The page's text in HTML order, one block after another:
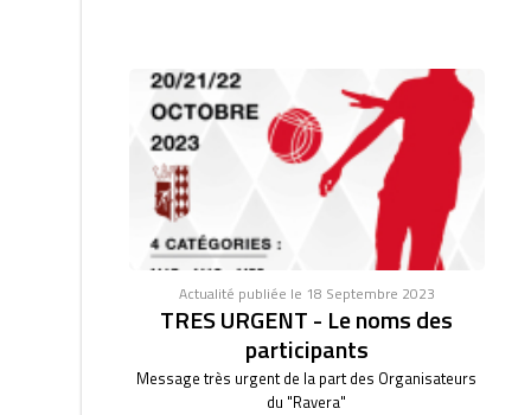
Actualité publiée le 18 Septembre 2023
TRES URGENT - Le noms des
participants
Message très urgent de la part des Organisateurs
du "Ravera"